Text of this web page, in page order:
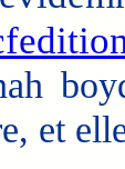
et